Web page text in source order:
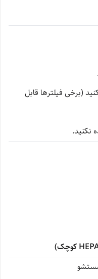
.
(برخی فیلترها قابل
نکنید.